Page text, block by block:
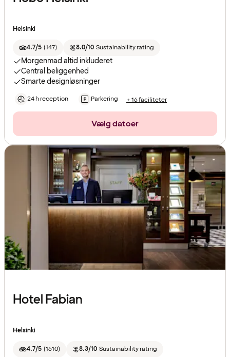
Helsinki
4.7/5 (147) 8.0/10 Sustainability rating
Morgenmad altid inkluderet
Central beliggenhed
Smarte designløsninger
24 h reception Parkering + 16 faciliteter
Vælg datoer
Hotel Fabian
Helsinki
4.7/5 (1610) 8.3/10 Sustainability rating